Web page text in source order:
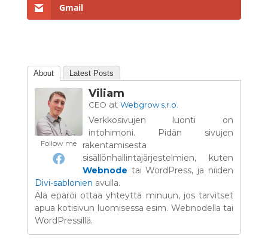
Gmail
About Latest Posts
Follow me
Viliam
CEO at Webgrow s.r.o.
Verkkosivujen luonti on
intohimoni. Pidän sivujen
rakentamisesta
sisällönhallintajärjestelmien, kuten
Webnode tai WordPress, ja niiden
Divi-sablonien avulla.
Älä epäröi ottaa yhteyttä minuun, jos tarvitset
apua kotisivun luomisessa esim. Webnodella tai
WordPressillä.